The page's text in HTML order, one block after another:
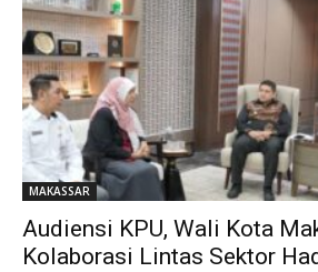
MAKASSAR
Audiensi KPU, Wali Kota
Kolaborasi Lintas Sektor